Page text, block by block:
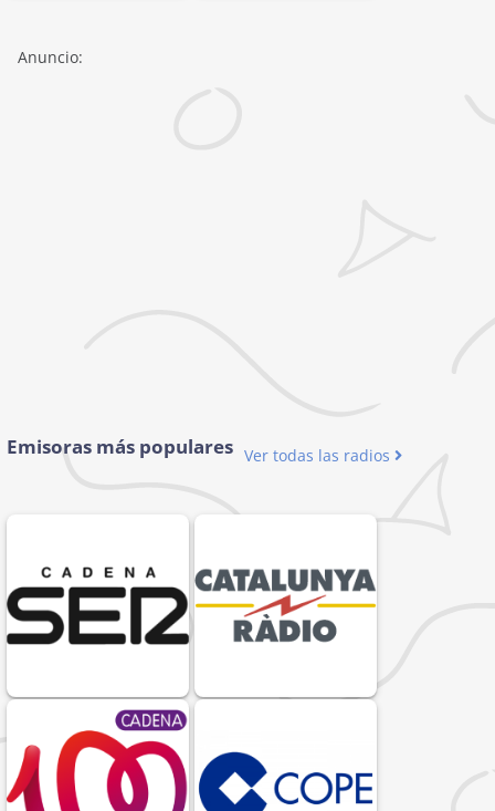
Anuncio:
Emisoras más populares Ver todas las radios